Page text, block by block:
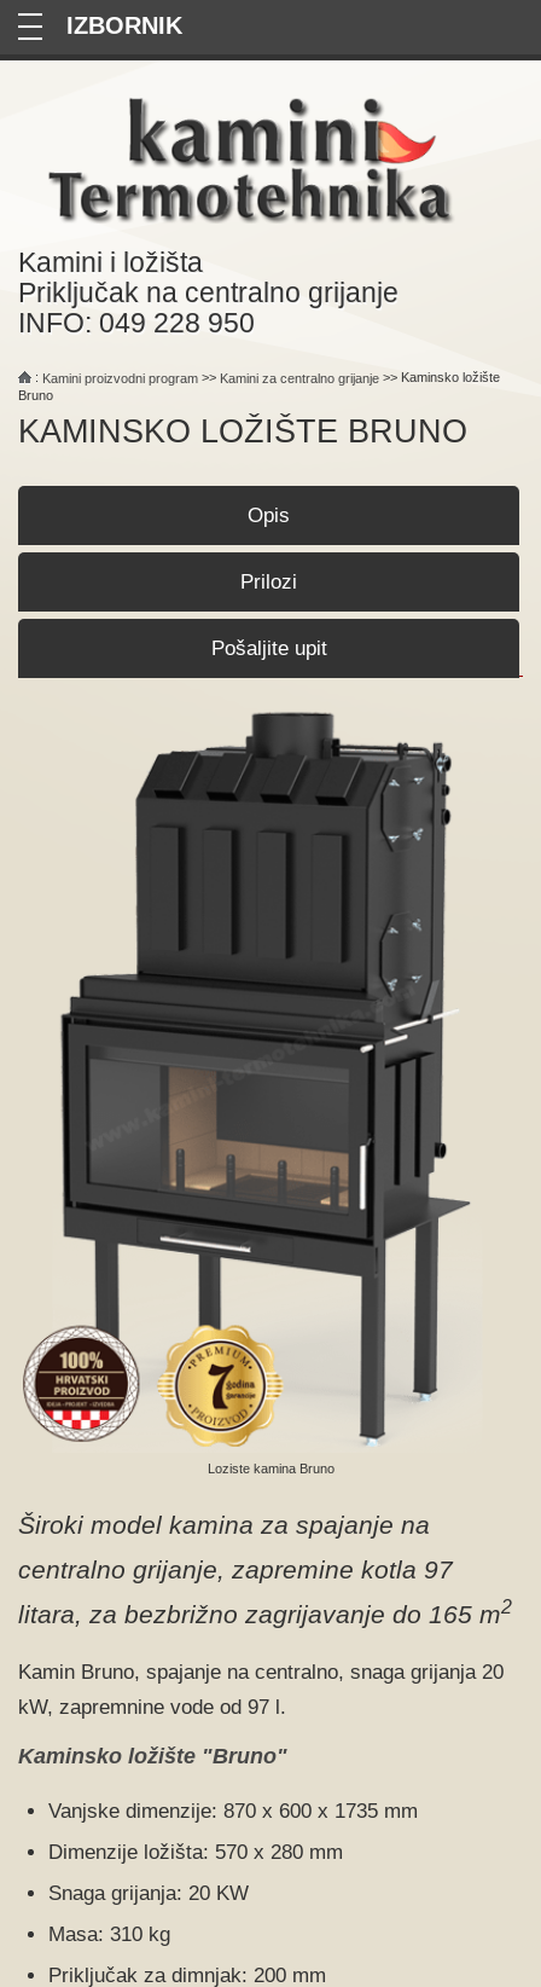
—
—
—
Kamini i ložišta
Priključak na centralno grijanje
INFO: 049 228 950
: Kamini proizvodni program >> Kamini za centralno grijanje >> Kaminsko ložište
Bruno
KAMINSKO LOŽIŠTE BRUNO
Opis
Prilozi
Pošaljite upit
Loziste kamina Bruno
Široki model kamina za spajanje na
centralno grijanje, zapremine kotla 97
litara, za bezbrižno zagrijavanje do 165 m2
Kamin Bruno, spajanje na centralno, snaga grijanja 20
kW, zapremnine vode od 97 l.
Kaminsko ložište "Bruno"
Vanjske dimenzije: 870 x 600 x 1735 mm
Dimenzije ložišta: 570 x 280 mm
Snaga grijanja: 20 KW
Masa: 310 kg
Priključak za dimnjak: 200 mm